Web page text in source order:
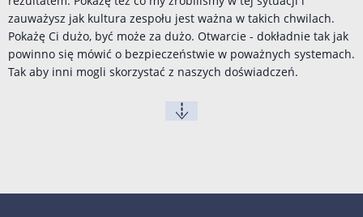
zauważysz jak kultura zespołu jest ważna w takich chwilach.
Pokażę Ci dużo, być może za dużo. Otwarcie - dokładnie tak jak
powinno się mówić o bezpieczeństwie w poważnych systemach.
Tak aby inni mogli skorzystać z naszych doświadczeń.